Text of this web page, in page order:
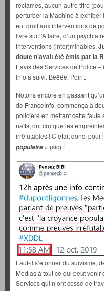
réclames, aucun autre titre
perturber la Machine à exhiber
eut droit aux interventions de
livre sur l’Affaire, d’un
interventions (inter)minables.
doute n’avait été émis par la
L’avis des Services de Police
Info a suivi. Bêêêê. Point.
Notons encore en passant
de FranceInfo, commença à
policière en mettant cette
naïfs, ont cru que les
irréfutables ! C’etait donc, pour
populaire » (sic) !
Faut-il s’étonner du suivisme,
Medias à tout ce qui peut
Services qui n’ont cessé de